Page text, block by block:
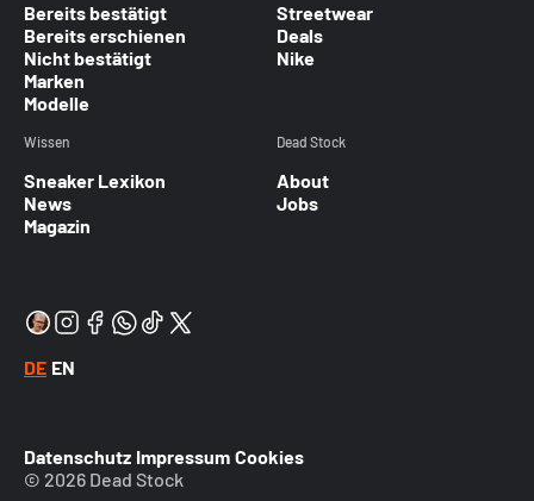
Bereits bestätigt
Bereits erschienen
Nicht bestätigt
Marken
Modelle
Streetwear
Deals
Nike
Wissen
Sneaker Lexikon
News
Magazin
Dead Stock
About
Jobs
DE EN
Datenschutz Impressum Cookies
© 2026 Dead Stock